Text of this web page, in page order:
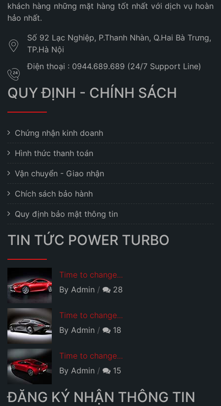
khách hàng những mặt hàng tốt nhất với dịch vụ hoàn
hảo nhất.
Số 92 Lạc Nghiệp, P.Thanh Nhàn, Q.Hai Bà Trưng,
TP.Hà Nội
Điện thoại : 0944.689.689 (24/7 Support Line)
QUY ĐỊNH - CHÍNH SÁCH
Chứng nhận kinh doanh
Hình thức thanh toán
Vận chuyển - Giao nhận
Chích sách bảo hành
Quy định bảo mật thông tin
TIN TỨC POWER TURBO
Time to change...
By Admin
28
Time to change...
By Admin
18
Time to change...
By Admin
15
ĐĂNG KÝ NHẬN THÔNG TIN